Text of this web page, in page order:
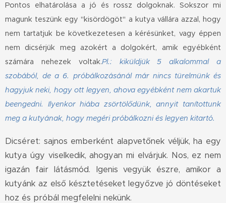
Pontos elhatárolása a jó és rossz dolgoknak. Sokszor mi
magunk teszünk egy "kisördögöt" a kutya vállára azzal, hogy
nem tartatjuk be következetesen a kérésünket, vagy éppen
nem dicsérjük meg azokért a dolgokért, amik egyébként
számára nehezek voltak.Pl.: kiküldjük 5 alkalommal a
szobából, de a 6. próbálkozásánál már nincs türelmünk és
hagyjuk neki, hogy ott legyen, ahova egyébként nem akartuk
beengedni. Ilyenkor hiába zsörtölődünk, annyit tanítottunk
meg a kutyának, hogy megéri próbálkozni és legyen kitartó.
Dicséret: sajnos emberként alapvetőnek véljük, ha egy
kutya úgy viselkedik, ahogyan mi elvárjuk. Nos, ez nem
igazán fair látásmód. Igenis vegyük észre, amikor a
kutyánk az első késztetéseket legyőzve jó döntéseket
hoz és próbál megfelelni nekünk.